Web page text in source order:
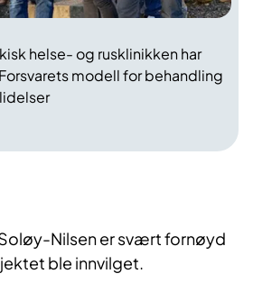
helse- og rusklinikken har
modell for behandling
Nilsen er svært fornøyd
ble innvilget.